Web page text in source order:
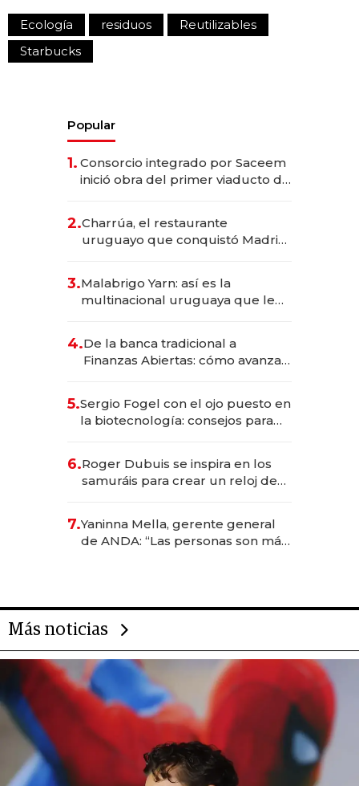
Ecología residuos
Reutilizables
Starbucks
Popular
1. Consorcio integrado por Saceem
inició obra del primer viaducto de
millones
2.Charrúa, el restaurante
uruguayo que conquistó Madrid:
anticipación y prepara apertura
3.Malabrigo Yarn: así es la
multinacional uruguaya que le
4.De la banca tradicional a
Finanzas Abiertas: cómo avanza
5.Sergio Fogel con el ojo puesto en
la biotecnología: consejos para
6.Roger Dubuis se inspira en los
samuráis para crear un reloj de
7.Yaninna Mella, gerente general
de ANDA: “Las personas son más
Más noticias